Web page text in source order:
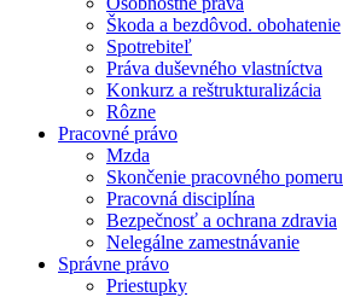
Škoda a bezdôvod. obohatenie
Spotrebiteľ
Práva duševného vlastníctva
Konkurz a reštrukturalizácia
Rôzne
Pracovné právo
Mzda
Skončenie pracovného pomeru
Pracovná disciplína
Bezpečnosť a ochrana zdravia
Nelegálne zamestnávanie
Správne právo
Priestupky